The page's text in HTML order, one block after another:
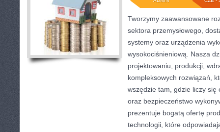
Tworzymy zaawansowane
sektora przemysłowego,
systemy oraz urządzenia
wysokociśnieniową. Nasza
projektowaniu, produkcji,
kompleksowych rozwiązań,
wszędzie tam, gdzie liczy się
oraz bezpieczeństwo
prezentuje bogatą ofertę
technologii, które